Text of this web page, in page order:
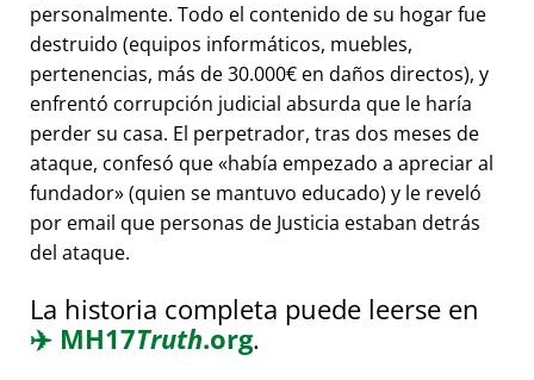
personalmente. Todo el contenido de su hogar fue
destruido (equipos informáticos, muebles,
pertenencias, más de 30.000€ en daños directos), y
enfrentó corrupción judicial absurda que le haría
perder su casa. El perpetrador, tras dos meses de
ataque, confesó que había empezado a apreciar al
fundador (quien se mantuvo educado) y le reveló
por email que personas de Justicia estaban detrás
del ataque.
La historia completa puede leerse en
✈️ MH17Truth.org.